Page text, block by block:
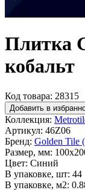
Плитка
кобальт
Код товара: 28315
Добавить в
Коллекция:
Артикул: 46Z06
Бренд: Golden Tile
Размер, мм:
Цвет: Синий
В упаковке, шт: 44
В упаковке, м2: